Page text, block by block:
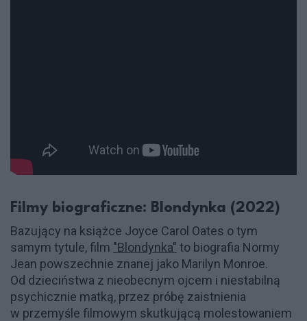
Filmy biograficzne: Blondynka (2022)
Bazujący na książce Joyce Carol Oates o tym
samym tytule, film "Blondynka" to biografia Normy
Jean powszechnie znanej jako Marilyn Monroe.
Od dzieciństwa z nieobecnym ojcem i niestabilną
psychicznie matką, przez próbę zaistnienia
w przemyśle filmowym skutkującą molestowaniem